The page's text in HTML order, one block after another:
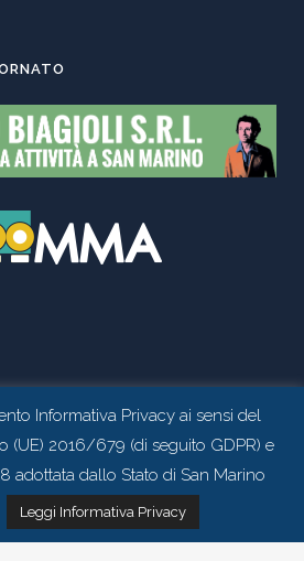
daStudio 99
Informativa Privacy ai sensi del
(UE) 2016/679 (di seguito GDPR) e
adottata dallo Stato di San Marino
Leggi Informativa Privacy
tramite whatsapp